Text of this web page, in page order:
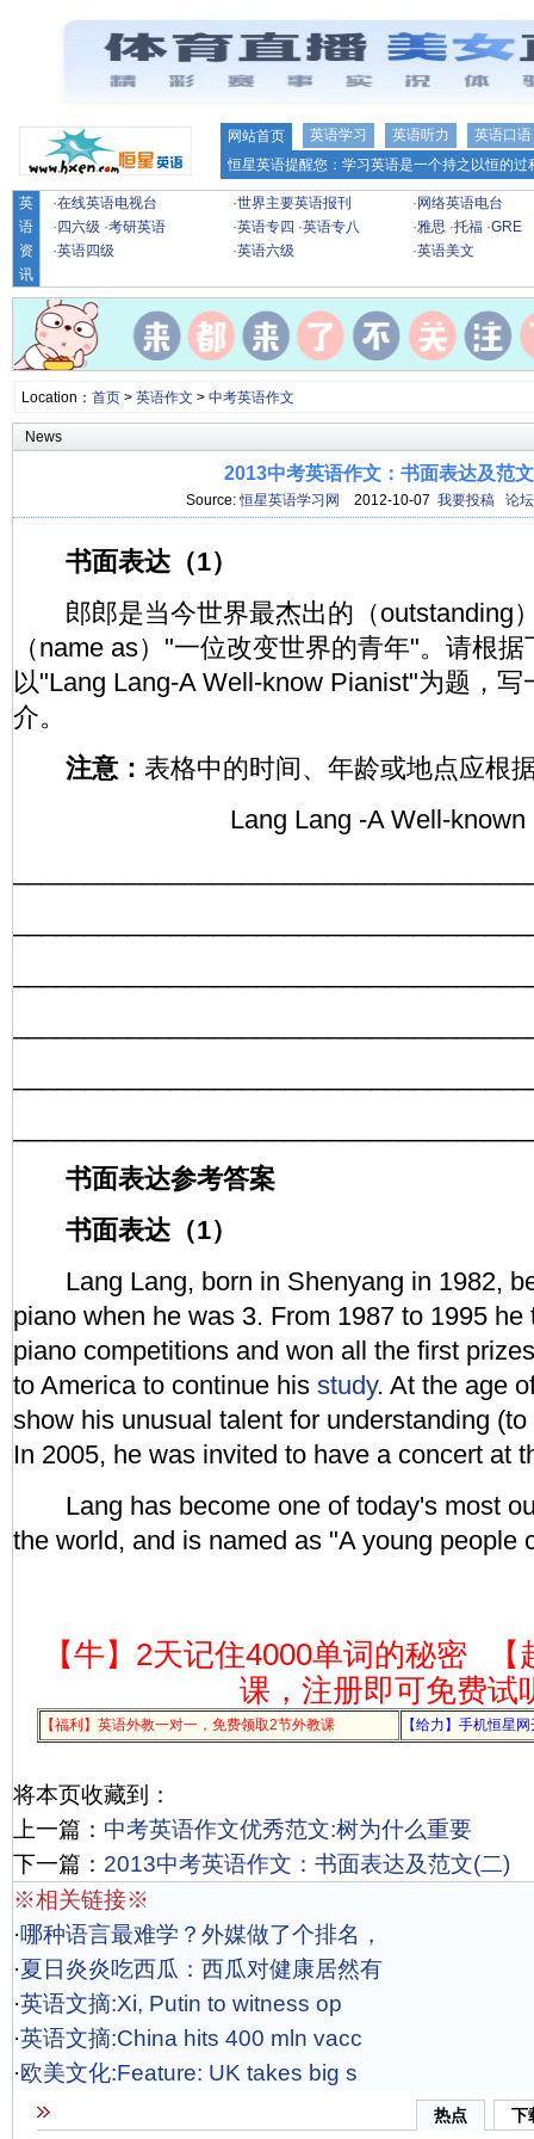
网站首页 英语学习 英语听力
英语口语
恒星英语提醒您：学习英语是一个持之以恒的
英
语
资
讯
·在线英语电视台 ·世界主要英语报刊 · 网络英语电台
· 四六级 ·考研英语 ·英语专四 ·英语专八 ·雅思 ·托福 ·GRE
·英语四级 ·英语六级 ·英语美文
Location： 首页> 英语作文 > 中考英语作文
News
2013中考英语作文：书面表达及范
Source:恒星英语学习网 2012-10-07 我要投稿 论坛
书面表达（1）
郎郎是当今世界最杰出的（outstanding
（name as）"一位改变世界的青年"。请根
以"Lang Lang-A Well-know Pianist"为题，
介。
注意： 表格中的时间、年龄或地点应根
Lang Lang -A Well-known
书面表达参考答案
书面表达（1）
Lang Lang, born in Shenyang in 1982,
piano when he was 3. From 1987 to 1995 he
piano competitions and won all the first
to America to continue his study. At the age
show his unusual talent for understanding
In 2005, he was invited to have a concert at
Lang has become one of today's most
the world, and is named as "A young people
【牛】2天记住4000单词的秘密
课，注册即可免费试
【福利】英语外教一对一，免费领取2节外教课 【给力】手机恒星
将本页收藏到：
上一篇： 中考英语作文优秀范文:树为什么重要
下一篇： 2013中考英语作文：书面表达及范文(二)
※相关链接※
·哪种语言最难学？外媒做了个排名，
·夏日炎炎吃西瓜：西瓜对健康居然有
·英语文摘:Xi, Putin to witness op
·英语文摘:China hits 400 mln vacc
·欧美文化:Feature: UK takes big s
热点 下